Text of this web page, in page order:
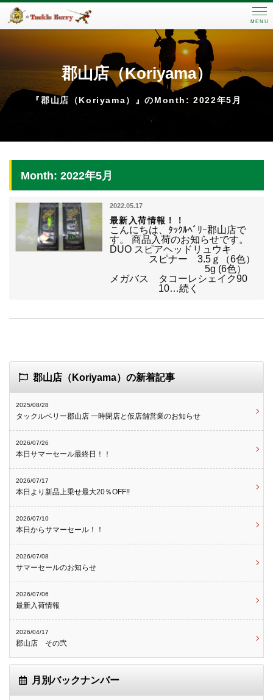
MENU
郡山店（Koriyama）
『郡山店（Koriyama）』のMonth: 2022年5月
Month: 2022年5月
2022.05.17
最新入荷情報！！
こんにちは、ﾀｯｸﾙﾍﾞﾘｰ郡山店で
す。 商品入荷のお知らせです。
DUO スピアヘッドリュウキ
スピナー 3.5ｇ（6色）
5g (6色）
メガバス タコーレシェイク90
10…続く
郡山店（Koriyama）の新着記事
2025/08/28
タックルベリー郡山店 一時閉店と仮店舗営業のお知らせ
2026/07/26
本日サマーセール最終日！！
2026/07/17
本日より新品上乗せ最大20％OFF!!
2026/07/10
本日からサマーセール！！
2026/07/08
サマーセールのお知らせ
2026/07/06
最新入荷情報
2026/04/17
郡山店 その弐
月別バックナンバー